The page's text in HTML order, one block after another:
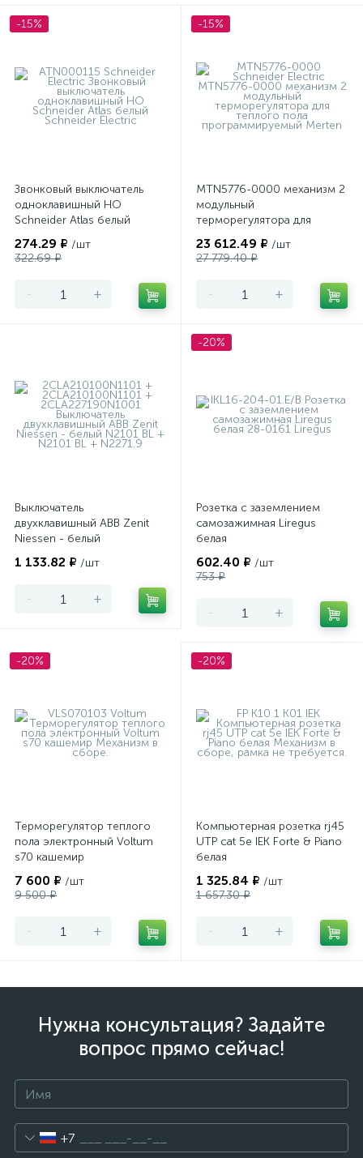
-15%
Звонковый выключатель
одноклавишный НО
Schneider Atlas белый
274.29 ₽ /шт
322.69 ₽
- +
-15%
MTN5776-0000 механизм 2
модульный
терморегулятора для
программируемый Merten
23 612.49 ₽ /шт
27 779.40 ₽
- +
Выключатель
двухклавишный ABB Zenit
Niessen - белый
1 133.82 ₽ /шт
- +
-20%
Розетка с заземлением
самозажимная Liregus
белая
602.40 ₽ /шт
753 ₽
- +
-20%
Терморегулятор теплого
пола электронный Voltum
s70 кашемир
7 600 ₽ /шт
9 500 ₽
- +
-20%
Компьютерная розетка rj45
UTP cat 5e IEK Forte & Piano
белая
1 325.84 ₽ /шт
1 657.30 ₽
- +
Нужна консультация? Задайте
вопрос прямо сейчас!
+7